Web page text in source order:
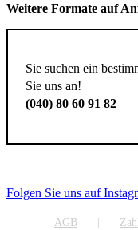
Weitere Formate auf
Sie suchen ein
Sie uns an!
(040) 80 60 91 82
Folgen Sie uns auf
AGB